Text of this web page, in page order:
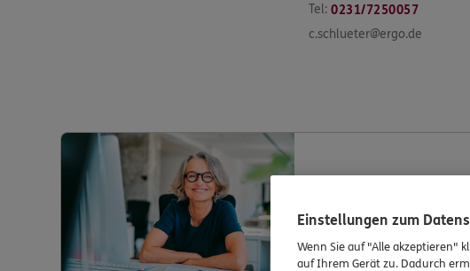
Tel: 0231/7250057
c.schlueter@ergo.de
Einstellungen zum
Wenn Sie auf "Alle akzeptieren"
auf Ihrem Gerät zu. Dadurch